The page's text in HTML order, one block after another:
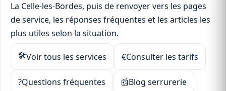
La Celle-les-Bordes, puis de renvoyer vers les pages
de service, les réponses fréquentes et les articles les
plus utiles selon la situation.
🛠Voir tous les services €Consulter les tarifs
?Questions fréquentes 📰Blog serrurerie